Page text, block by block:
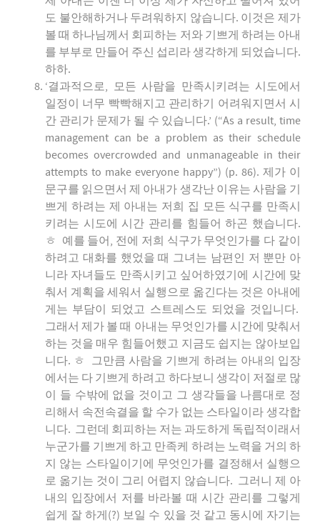
도 불안해하거나 두려워하지 않습니다. 이것은 제가
볼 때 하나님께서 회피하는 저와 기쁘게 하려는 아내
를 부부로 만들어 주신 섭리라 생각하게 되었습니다.
하하.
‘결과적으로, 모든 사람을 만족시키려는 시도에서
일정이 너무 빡빡해지고 관리하기 어려워지면서 시
간 관리가 문제가 될 수 있습니다.’ (“As a result, time
management can be a problem as their schedule
becomes overcrowded and unmanageable in their
attempts to make everyone happy”) (p. 86). 제가 이
문구를 읽으면서 제 아내가 생각난 이유는 사람을 기
쁘게 하려는 제 아내는 저희 집 모든 식구를 만족시
키려는 시도에 시간 관리를 힘들어 하곤 했습니다.
ㅎ 예를 들어, 전에 저희 식구가 무엇인가를 다 같이
하려고 대화를 했었을 때 그녀는 남편인 저 뿐만 아
니라 자녀들도 만족시키고 싶어하였기에 시간에 맞
춰서 계획을 세워서 실행으로 옮긴다는 것은 아내에
게는 부담이 되었고 스트레스도 되었을 것입니다.
그래서 제가 볼 때 아내는 무엇인가를 시간에 맞춰서
하는 것을 매우 힘들어했고 지금도 쉽지는 않아보입
니다. ㅎ 그만큼 사람을 기쁘게 하려는 아내의 입장
에서는 다 기쁘게 하려고 하다보니 생각이 저절로 많
이 들 수밖에 없을 것이고 그 생각들을 나름대로 정
리해서 속전속결을 할 수가 없는 스타일이라 생각합
니다. 그런데 회피하는 저는 과도하게 독립적이래서
누군가를 기쁘게 하고 만족케 하려는 노력을 거의 하
지 않는 스타일이기에 무엇인가를 결정해서 실행으
로 옮기는 것이 그리 어렵지 않습니다. 그러니 제 아
내의 입장에서 저를 바라볼 때 시간 관리를 그렇게
쉽게 잘 하게(?) 보일 수 있을 것 같고 동시에 자기는